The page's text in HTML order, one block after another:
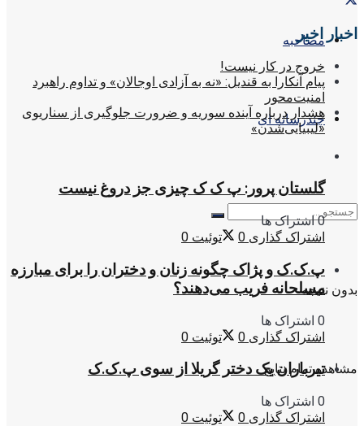
مصاحبه
چندرسانه ای
بدون نتیجه
مشاهده تمام نتایج
اخبار اخیر
خروج در کار نیست!
پیام آنکارا به قندیل: «نه به آزادی اوجالان» و تداوم راهبرد
امنیت‌محور
هشدار درباره آینده سوریه و ضرورت جلوگیری از سناریوی
«لیبیایی‌شدن»
گلستان پرور: پ ک ک چیزی جز دروغ نیست
0 اشتراک ها
اشتراک گذاری 0 توئیت 0
پ.ک.ک و پژاک چگونه زنان و دختران را برای مبارزه
مسلحانه فریب می‌دهند؟
0 اشتراک ها
اشتراک گذاری 0 توئیت 0
تیرباران یک دختر گریلا از سوی پ.ک.ک
0 اشتراک ها
اشتراک گذاری 0 توئیت 0